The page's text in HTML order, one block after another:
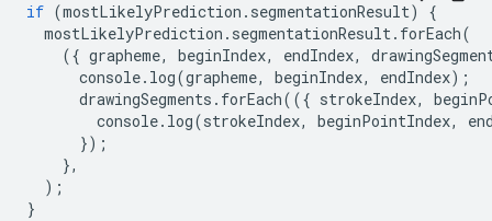
if (mostLikelyPrediction . segmentationResult)
{
mostLikelyPrediction . segmentationResult. forEach(
({ grapheme, beginIndex, endIndex,
console. log(grapheme, beginIndex, endIndex);
drawingSegments . forEach(({ strokeIndex,
console. log(strokeIndex, beginPointIndex,
});
},
);
}